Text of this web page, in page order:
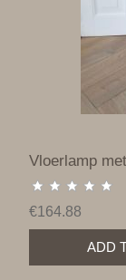
Vloerlamp
€164.88
ADD